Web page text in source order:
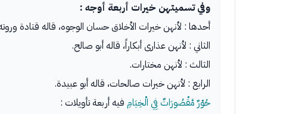
وفي تسميتهن خيرات أربعة أوجه :
أحدها : لأنهن خيرات الأخلاق حسان الوجوه، قاله قتادة
الثاني : لأنهن عذارى أبكاراً، قاله أبو صالح.
الثالث : لأنهن مختارات.
الرابع : لأنهن خيرات صالحات، قاله أبو عبيدة.
حُوْرٌ مَّقْصُورَاتٌ فِي الْخِيَامِ فيه أربعة تأويلات :